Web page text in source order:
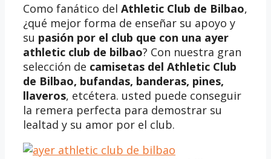
Como fanático del Athletic Club de Bilbao,
¿qué mejor forma de enseñar su apoyo y
su pasión por el club que con una ayer
athletic club de bilbao? Con nuestra gran
selección de camisetas del Athletic Club
de Bilbao, bufandas, banderas, pines,
llaveros, etcétera. usted puede conseguir
la remera perfecta para demostrar su
lealtad y su amor por el club.